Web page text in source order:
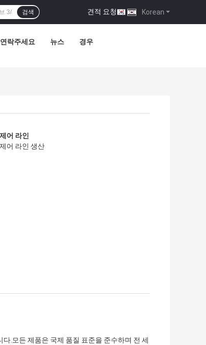
Korean
견적 요청 |
검색
연락주세요 뉴스 경우
어 라인
어 라인 생산
.모든 제품은 국제 품질 표준을 준수하며 전 세